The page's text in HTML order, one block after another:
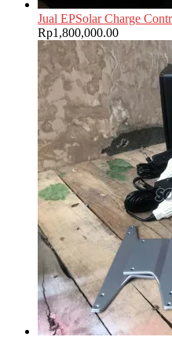
Jual EPSolar Charge
Rp1,800,000.00